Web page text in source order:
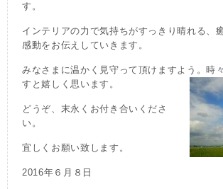
す。
インテリアの力で気持ちがすっきり晴れる、
感動をお伝えしていきます。
みなさまに温かく見守って頂けますよう。時
すと嬉しく思います 。
どうぞ、末永くお付き合いくださ
い。
宜しくお願い致します。
2016年６月８日